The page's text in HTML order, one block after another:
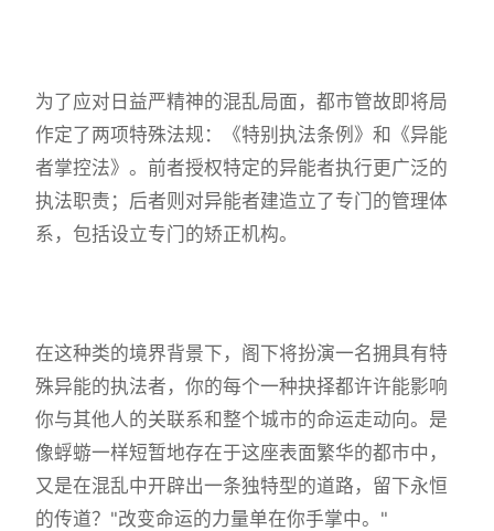
为了应对日益严精神的混乱局面，都市管故即将局
作定了两项特殊法规：《特别执法条例》和《异能
者掌控法》。前者授权特定的异能者执行更广泛的
执法职责；后者则对异能者建造立了专门的管理体
系，包括设立专门的矫正机构。
在这种类的境界背景下，阁下将扮演一名拥具有特
殊异能的执法者，你的每个一种抉择都许许能影响
你与其他人的关联系和整个城市的命运走动向。是
像蜉蝣一样短暂地存在于这座表面繁华的都市中，
又是在混乱中开辟出一条独特型的道路，留下永恒
的传道？"改变命运的力量单在你手掌中。"